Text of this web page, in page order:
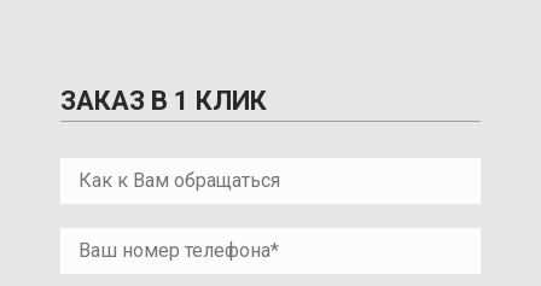
ЗАКАЗ В 1 КЛИК